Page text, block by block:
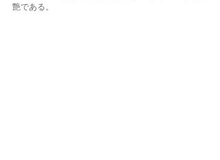
艶である。